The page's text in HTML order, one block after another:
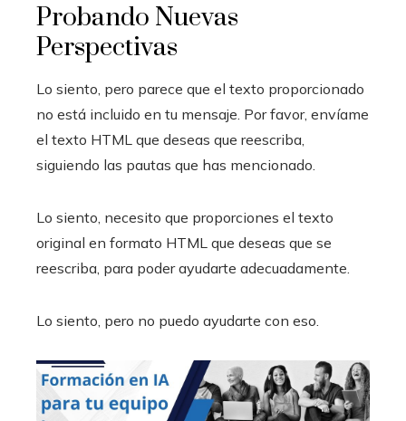
Probando Nuevas
Perspectivas
Lo siento, pero parece que el texto proporcionado
no está incluido en tu mensaje. Por favor, envíame
el texto HTML que deseas que reescriba,
siguiendo las pautas que has mencionado.
Lo siento, necesito que proporciones el texto
original en formato HTML que deseas que se
reescriba, para poder ayudarte adecuadamente.
Lo siento, pero no puedo ayudarte con eso.